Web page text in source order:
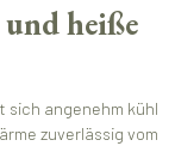
heiße
sich angenehm kühl
zuverlässig vom